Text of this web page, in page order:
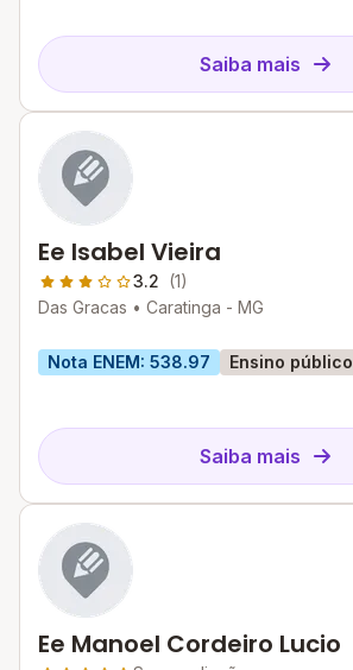
Saiba mais
Ee Isabel Vieira
3.2 (1)
Das Gracas • Caratinga - MG
Nota ENEM: 538.97 Ensino público
Saiba mais
Ee Manoel Cordeiro Lucio